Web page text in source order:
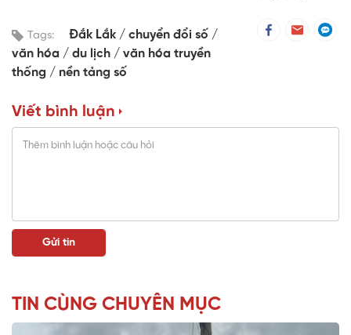
Tags: Đắk Lắk
chuyển đổi số
văn hóa
du lịch
văn hóa truyền
thống
nền tảng số
Viết bình luận
TIN CÙNG CHUYÊN MỤC